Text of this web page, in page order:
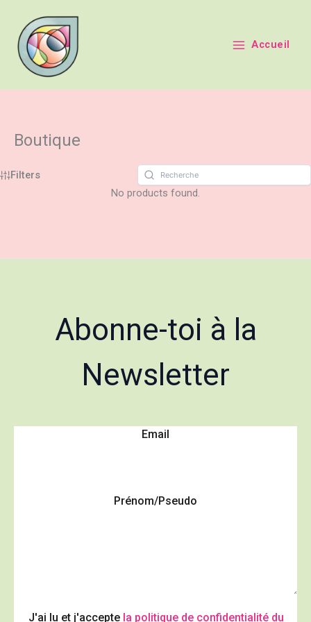
principal
contenu
Accueil
Boutique
Filters
No products found.
Abonne-toi à la
Newsletter
Email
Prénom/Pseudo
J'ai lu et j'accepte la politique de confidentialité du